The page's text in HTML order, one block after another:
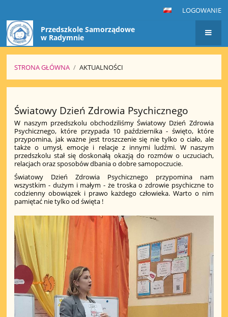
LOGOWANIE
Przedszkole Samorządowe
w Radymnie
STRONA GŁÓWNA / AKTUALNOŚCI
Światowy Dzień Zdrowia Psychicznego
W naszym przedszkolu obchodziliśmy Światowy Dzień Zdrowia
Psychicznego, które przypada 10 października - święto, które
przypomina, jak ważne jest troszczenie się nie tylko o ciało, ale
także o umysł, emocje i relacje z innymi ludźmi. W naszym
przedszkolu stał się doskonałą okazją do rozmów o uczuciach,
relacjach oraz sposobów dbania o dobre samopoczucie.
Światowy Dzień Zdrowia Psychicznego przypomina nam
wszystkim - dużym i małym - że troska o zdrowie psychiczne to
codzienny obowiązek i prawo każdego człowieka. Warto o nim
pamiętać nie tylko od święta !